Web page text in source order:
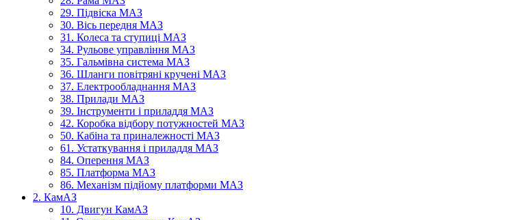
29. Підвіска МАЗ
30. Вісь передня МАЗ
31. Колеса та ступиці МАЗ
34. Рульове управління МАЗ
35. Гальмівна система МАЗ
36. Шланги повітряні кручені МАЗ
37. Електрообладнання МАЗ
38. Прилади МАЗ
39. Інструменти і приладдя МАЗ
42. Коробка відбору потужностей МАЗ
50. Кабіна та приналежності МАЗ
61. Устаткування і приладдя МАЗ
84. Оперення МАЗ
85. Платформа МАЗ
86. Механізм підйому платформи МАЗ
2. КамАЗ
10. Двигун КамАЗ